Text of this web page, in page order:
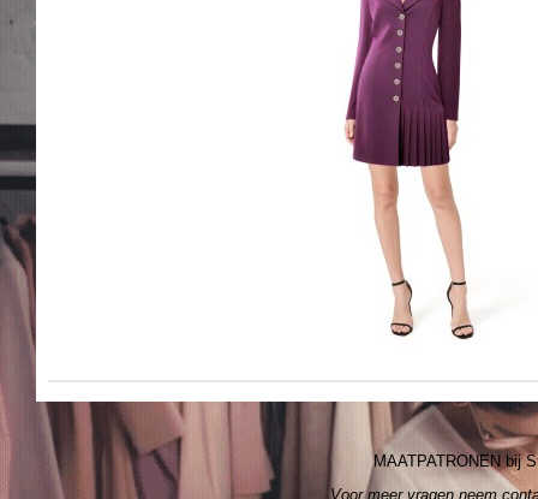
MAATPATRONEN bij
Voor meer vragen neem